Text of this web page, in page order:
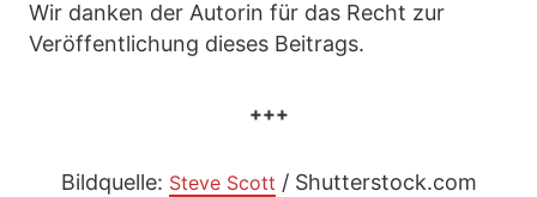
Wir danken der Autorin für das Recht zur
Veröffentlichung dieses Beitrags.
+++
Bildquelle: Steve Scott / Shutterstock.com